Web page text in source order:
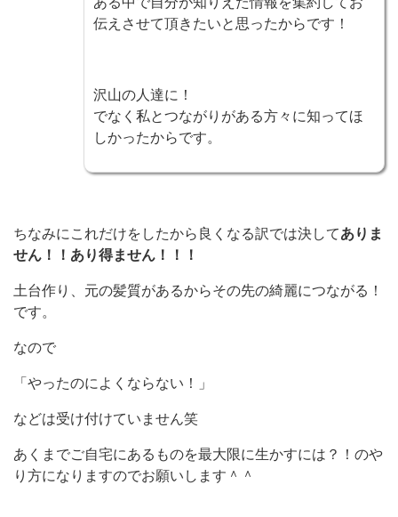
伝えさせて頂きたいと思ったからです！
沢山の人達に！
でなく私とつながりがある方々に知ってほ
しかったからです。
ちなみにこれだけをしたから良くなる訳では決してありま
せん！！あり得ません！！！
土台作り、元の髪質があるからその先の綺麗につながる！
です。
なので
「やったのによくならない！」
などは受け付けていません笑
あくまでご自宅にあるものを最大限に生かすには？！のや
り方になりますのでお願いします＾＾